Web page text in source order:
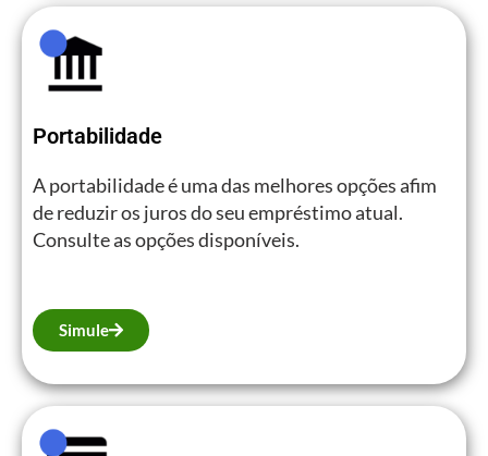
Portabilidade
A portabilidade é uma das melhores opções afim
de reduzir os juros do seu empréstimo atual.
Consulte as opções disponíveis.
Simule